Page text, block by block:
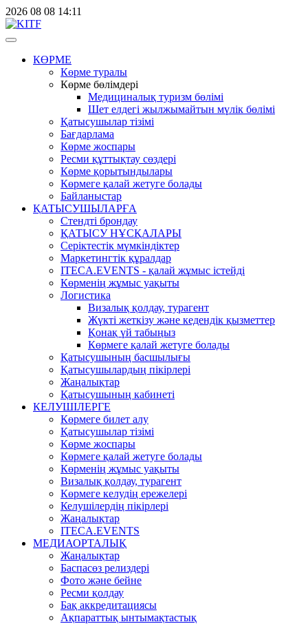
2026 08 08 14:11
КӨРМЕ
Көрме туралы
Көрме бөлімдері
Медициналық туризм бөлімі
Шет елдегі жылжымайтын мүлік бөлімі
Қатысушылар тізімі
Бағдарлама
Көрме жоспары
Ресми құттықтау сөздері
Көрме қорытындылары
Көрмеге қалай жетуге болады
Байланыстар
ҚАТЫСУШЫЛАРҒА
Стендті брондау
ҚАТЫСУ НҰСҚАЛАРЫ
Серіктестік мүмкіндіктер
Маркетингтік құралдар
ITECA.EVENTS - қалай жұмыс істейді
Көрменің жұмыс уақыты
Логистика
Визалық қолдау, турагент
Жүкті жеткізу және кедендік қызметтер
Қонақ үй табыңыз
Көрмеге қалай жетуге болады
Қатысушының басшылығы
Қатысушылардың пікірлері
Жаңалықтар
Қатысушының кабинеті
КЕЛУШІЛЕРГЕ
Көрмеге билет алу
Қатысушылар тізімі
Көрме жоспары
Көрмеге қалай жетуге болады
Көрменің жұмыс уақыты
Визалық қолдау, турагент
Көрмеге келудің ережелері
Келушілердің пікірлері
Жаңалықтар
ITECA.EVENTS
МЕДИАОРТАЛЫҚ
Жаңалықтар
Баспасөз релиздері
Фото және бейне
Ресми қолдау
Бақ аккредитациясы
Ақпараттық ынтымақтастық